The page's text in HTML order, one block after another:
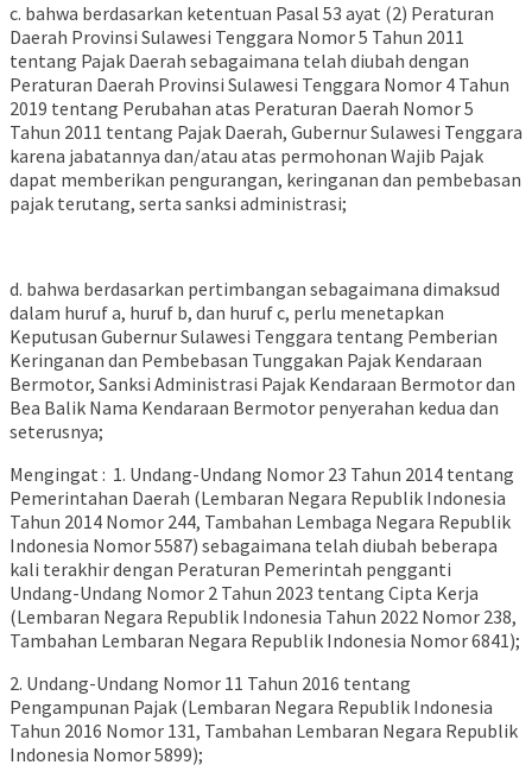
c. bahwa berdasarkan ketentuan Pasal 53 ayat (2) Peraturan
Daerah Provinsi Sulawesi Tenggara Nomor 5 Tahun 2011
tentang Pajak Daerah sebagaimana telah diubah dengan
Peraturan Daerah Provinsi Sulawesi Tenggara Nomor 4 Tahun
2019 tentang Perubahan atas Peraturan Daerah Nomor 5
Tahun 2011 tentang Pajak Daerah, Gubernur Sulawesi Tenggara
karena jabatannya dan/atau atas permohonan Wajib Pajak
dapat memberikan pengurangan, keringanan dan pembebasan
pajak terutang, serta sanksi administrasi;
d. bahwa berdasarkan pertimbangan sebagaimana dimaksud
dalam huruf a, huruf b, dan huruf c, perlu menetapkan
Keputusan Gubernur Sulawesi Tenggara tentang Pemberian
Keringanan dan Pembebasan Tunggakan Pajak Kendaraan
Bermotor, Sanksi Administrasi Pajak Kendaraan Bermotor dan
Bea Balik Nama Kendaraan Bermotor penyerahan kedua dan
seterusnya;
Mengingat : 1. Undang-Undang Nomor 23 Tahun 2014 tentang
Pemerintahan Daerah (Lembaran Negara Republik Indonesia
Tahun 2014 Nomor 244, Tambahan Lembaga Negara Republik
Indonesia Nomor 5587) sebagaimana telah diubah beberapa
kali terakhir dengan Peraturan Pemerintah pengganti
Undang-Undang Nomor 2 Tahun 2023 tentang Cipta Kerja
(Lembaran Negara Republik Indonesia Tahun 2022 Nomor 238,
Tambahan Lembaran Negara Republik Indonesia Nomor 6841);
2. Undang-Undang Nomor 11 Tahun 2016 tentang
Pengampunan Pajak (Lembaran Negara Republik Indonesia
Tahun 2016 Nomor 131, Tambahan Lembaran Negara Republik
Indonesia Nomor 5899);